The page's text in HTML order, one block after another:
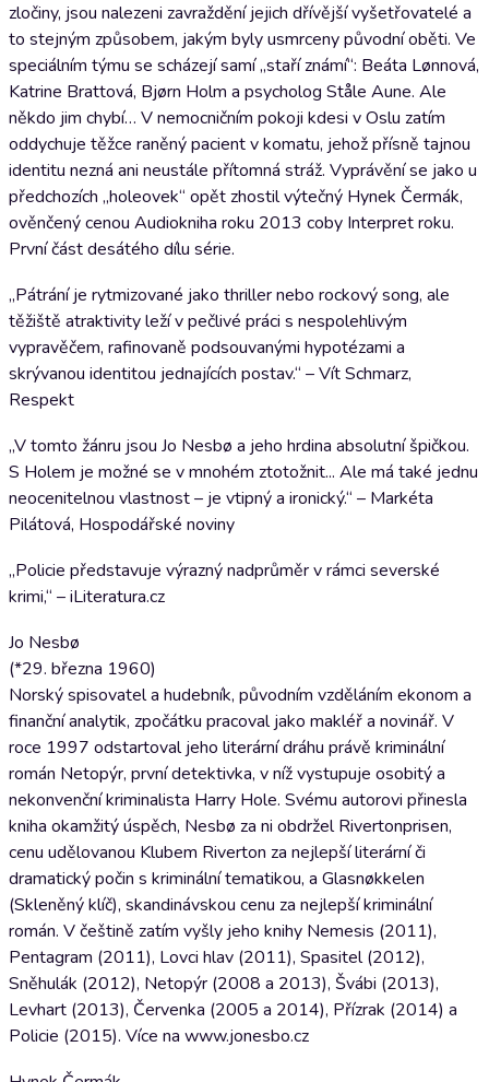
zločiny, jsou nalezeni zavraždění jejich dřívější vyšetřovatelé a
to stejným způsobem, jakým byly usmrceny původní oběti. Ve
speciálním týmu se scházejí samí „staří známí“: Beáta Lønnová,
Katrine Brattová, Bjørn Holm a psycholog Ståle Aune. Ale
někdo jim chybí… V nemocničním pokoji kdesi v Oslu zatím
oddychuje těžce raněný pacient v komatu, jehož přísně tajnou
identitu nezná ani neustále přítomná stráž. Vyprávění se jako u
předchozích „holeovek“ opět zhostil výtečný Hynek Čermák,
ověnčený cenou Audiokniha roku 2013 coby Interpret roku.
První část desátého dílu série.
„Pátrání je rytmizované jako thriller nebo rockový song, ale
těžiště atraktivity leží v pečlivé práci s nespolehlivým
vypravěčem, rafinovaně podsouvanými hypotézami a
skrývanou identitou jednajících postav.“ – Vít Schmarz,
Respekt
„V tomto žánru jsou Jo Nesbø a jeho hrdina absolutní špičkou.
S Holem je možné se v mnohém ztotožnit... Ale má také jednu
neocenitelnou vlastnost – je vtipný a ironický.“ – Markéta
Pilátová, Hospodářské noviny
„Policie představuje výrazný nadprůměr v rámci severské
krimi,“ – iLiteratura.cz
Jo Nesbø
(*29. března 1960)
Norský spisovatel a hudebník, původním vzděláním ekonom a
finanční analytik, zpočátku pracoval jako makléř a novinář. V
roce 1997 odstartoval jeho literární dráhu právě kriminální
román Netopýr, první detektivka, v níž vystupuje osobitý a
nekonvenční kriminalista Harry Hole. Svému autorovi přinesla
kniha okamžitý úspěch, Nesbø za ni obdržel Rivertonprisen,
cenu udělovanou Klubem Riverton za nejlepší literární či
dramatický počin s kriminální tematikou, a Glasnøkkelen
(Skleněný klíč), skandinávskou cenu za nejlepší kriminální
román. V češtině zatím vyšly jeho knihy Nemesis (2011),
Pentagram (2011), Lovci hlav (2011), Spasitel (2012),
Sněhulák (2012), Netopýr (2008 a 2013), Švábi (2013),
Levhart (2013), Červenka (2005 a 2014), Přízrak (2014) a
Policie (2015). Více na www.jonesbo.cz